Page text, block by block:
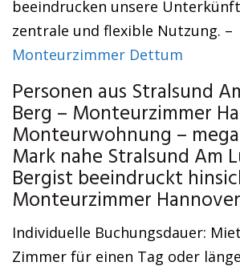
beeindrucken unsere
zentrale und flexible Nutzung. –
Monteurzimmer Dettum
Personen aus Stralsund
Berg – Monteurzimmer
Monteurwohnung –
Mark nahe Stralsund Am
Bergist beeindruckt
Monteurzimmer
Individuelle Buchungsdauer:
Zimmer für einen Tag oder